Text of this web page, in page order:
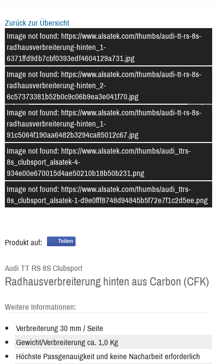
Zurück zur Übersicht
–/4
Image not found: https://www.alsatek.com/thumbs/audi-tt-rs-8s-
radhausverbreiterung-hinten_1-
6371ffd9db7cbf0393edf4604129a731.jpg
Image not found: https://www.alsatek.com/thumbs/audi-tt-rs-8s-
radhausverbreiterung-hinten_2-
6c57373381b52b0c9c06b9ea3e041f70.jpg
Image not found: https://www.alsatek.com/thumbs/audi-tt-rs-8s-
radhausverbreiterung-hinten_1-
91c5064f190aa6482b3294ca85012c67.jpg
Image not found: https://www.alsatek.com/thumbs/audi_ttrs-
8s_clubsport_alsatek-4-
934e00e670015d4ae50210b18b50b231.png
Image not found: https://www.alsatek.com/thumbs/audi_ttrs-
8s_clubsport_alsatek-1-d9e0fff8748d94845b5f72e7f1c2d5ee.png
Produkt auf: Teilen
Audi TT RS 8S Clubsport
Radhausverbreiterung hinten aus Carbon (CFK)
Weitere Informationen:
Verbreiterung 30 mm / Seite
Gewicht/Verbreiterung ca. 1,0 Kg
Höchste Passgenauigkeit und keine Nacharbeit erforderlich